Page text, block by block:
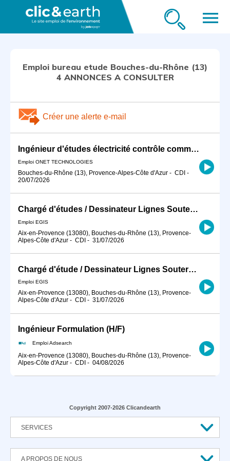
menu
Emploi bureau etude Bouches-du-Rhône (13)
4 ANNONCES A CONSULTER
Créer une alerte e-mail
Ingénieur d'études électricité contrôle commande F/H
Emploi ONET TECHNOLOGIES
Bouches-du-Rhône (13), Provence-Alpes-Côte d'Azur - CDI -
20/07/2026
Chargé d'études / Dessinateur Lignes Souterraines junior (LS) H/F
Emploi EGIS
Aix-en-Provence (13080), Bouches-du-Rhône (13), Provence-
Alpes-Côte d'Azur - CDI - 31/07/2026
Chargé d'étude / Dessinateur Lignes Souterraines (LS) junior H/F
Emploi EGIS
Aix-en-Provence (13080), Bouches-du-Rhône (13), Provence-
Alpes-Côte d'Azur - CDI - 31/07/2026
Ingénieur Formulation (H/F)
Emploi Adsearch
Aix-en-Provence (13080), Bouches-du-Rhône (13), Provence-
Alpes-Côte d'Azur - CDI - 04/08/2026
Copyright 2007-2026 Clicandearth
SERVICES
A PROPOS DE NOUS